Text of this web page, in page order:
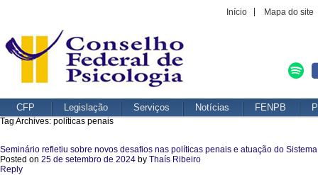
Início Mapa do site
CFP Legislação Serviços Notícias FENPB
Tag Archives: políticas penais
Seminário refletiu sobre novos desafios nas políticas penais e atuação do
Posted on 25 de setembro de 2024 by Thaís Ribeiro
Reply